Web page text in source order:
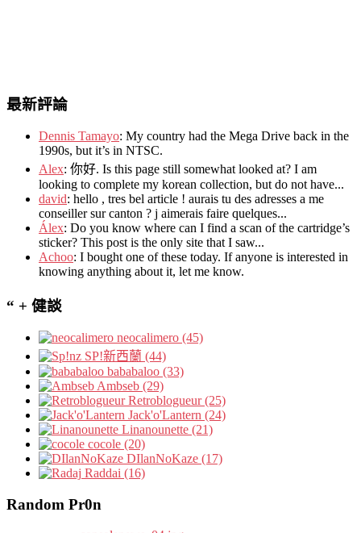
最新評論
Dennis Tamayo: My country had the Mega Drive back in the
1990s, but it’s in NTSC.
Alex: 你好. Is this page still somewhat looked at? I am
looking to complete my korean collection, but do not have...
david: hello , tres bel article ! aurais tu des adresses a me
conseiller sur canton ? j aimerais faire quelques...
Álex: Do you know where can I find a scan of the cartridge’s
sticker? This post is the only site that I saw...
Achoo: I bought one of these today. If anyone is interested in
knowing anything about it, let me know.
“ + 健談
neocalimero (45)
SP!新西蘭 (44)
bababaloo (33)
Ambseb (29)
Retroblogueur (25)
Jack'o'Lantern (24)
Linanounette (21)
cocole (20)
DIlanNoKaze (17)
Raddai (16)
Random Pr0n